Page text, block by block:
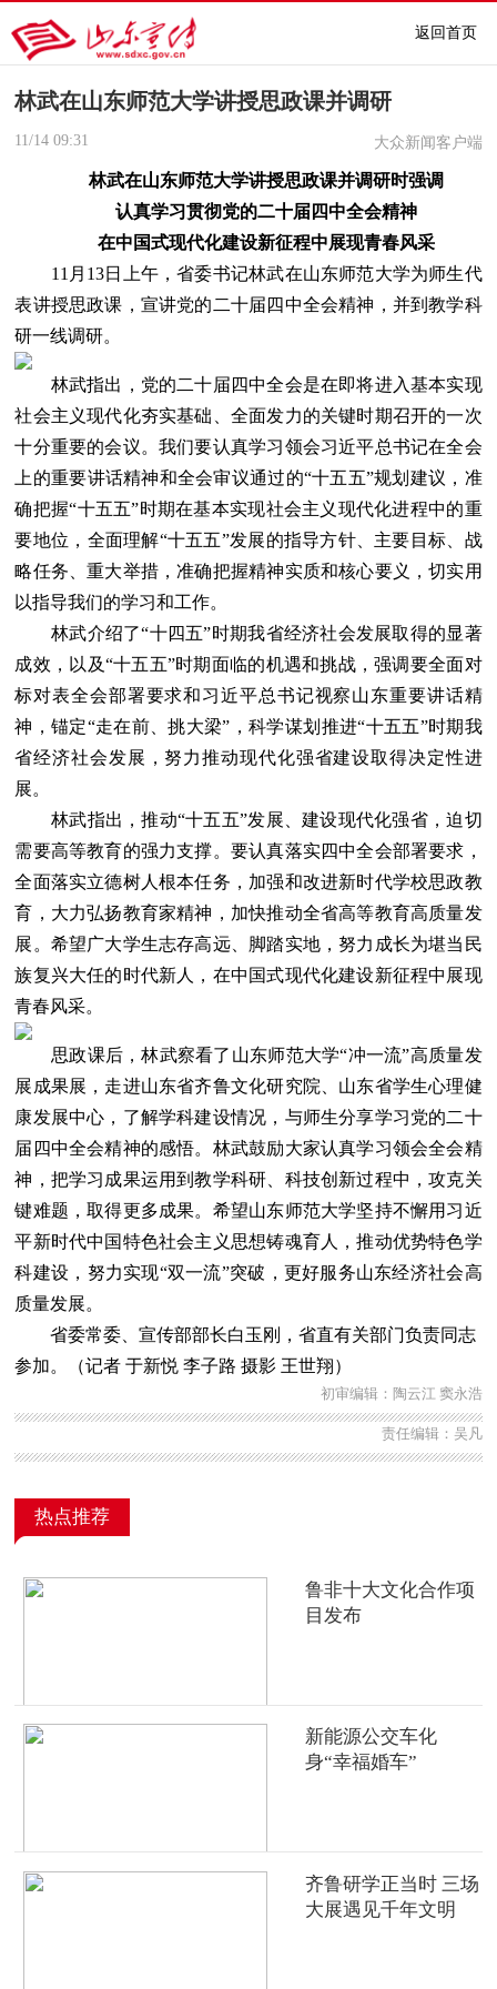
返回首页
林武在山东师范大学讲授思政课并调研
11/14 09:31 大众新闻客户端
林武在山东师范大学讲授思政课并调研时强调
认真学习贯彻党的二十届四中全会精神
在中国式现代化建设新征程中展现青春风采
11月13日上午，省委书记林武在山东师范大学为师生代
表讲授思政课，宣讲党的二十届四中全会精神，并到教学科
研一线调研。
林武指出，党的二十届四中全会是在即将进入基本实现
社会主义现代化夯实基础、全面发力的关键时期召开的一次
十分重要的会议。我们要认真学习领会习近平总书记在全会
上的重要讲话精神和全会审议通过的“十五五”规划建议，准
确把握“十五五”时期在基本实现社会主义现代化进程中的重
要地位，全面理解“十五五”发展的指导方针、主要目标、战
略任务、重大举措，准确把握精神实质和核心要义，切实用
以指导我们的学习和工作。
林武介绍了“十四五”时期我省经济社会发展取得的显著
成效，以及“十五五”时期面临的机遇和挑战，强调要全面对
标对表全会部署要求和习近平总书记视察山东重要讲话精
神，锚定“走在前、挑大梁”，科学谋划推进“十五五”时期我
省经济社会发展，努力推动现代化强省建设取得决定性进
展。
林武指出，推动“十五五”发展、建设现代化强省，迫切
需要高等教育的强力支撑。要认真落实四中全会部署要求，
全面落实立德树人根本任务，加强和改进新时代学校思政教
育，大力弘扬教育家精神，加快推动全省高等教育高质量发
展。希望广大学生志存高远、脚踏实地，努力成长为堪当民
族复兴大任的时代新人，在中国式现代化建设新征程中展现
青春风采。
思政课后，林武察看了山东师范大学“冲一流”高质量发
展成果展，走进山东省齐鲁文化研究院、山东省学生心理健
康发展中心，了解学科建设情况，与师生分享学习党的二十
届四中全会精神的感悟。林武鼓励大家认真学习领会全会精
神，把学习成果运用到教学科研、科技创新过程中，攻克关
键难题，取得更多成果。希望山东师范大学坚持不懈用习近
平新时代中国特色社会主义思想铸魂育人，推动优势特色学
科建设，努力实现“双一流”突破，更好服务山东经济社会高
质量发展。
省委常委、宣传部部长白玉刚，省直有关部门负责同志
参加。（记者 于新悦 李子路 摄影 王世翔）
初审编辑：陶云江 窦永浩
责任编辑：吴凡
热点推荐
鲁非十大文化合作项
目发布
新能源公交车化
身“幸福婚车”
齐鲁研学正当时 三场
大展遇见千年文明